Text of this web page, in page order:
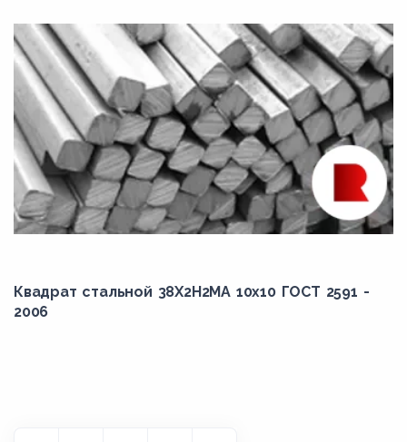
Квадрат стальной 38Х2Н2МА 10x10 ГОСТ 2591 -
2006